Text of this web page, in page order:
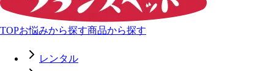
TOPお悩みから探す商品から探す
レンタル